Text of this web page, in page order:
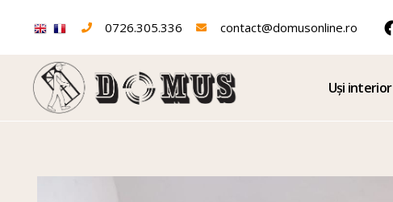
0726.305.336 contact@domusonline.ro
Uși interior